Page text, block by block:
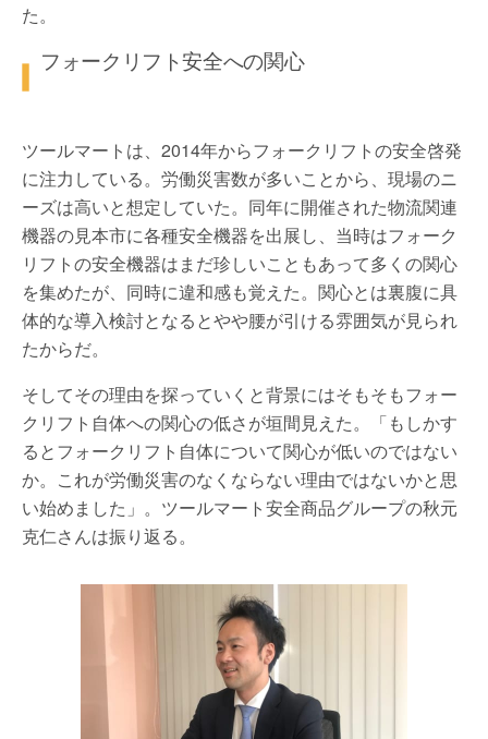
た。
フォークリフト安全への関心
ツールマートは、2014年からフォークリフトの安全啓発
に注力している。労働災害数が多いことから、現場のニ
ーズは高いと想定していた。同年に開催された物流関連
機器の見本市に各種安全機器を出展し、当時はフォーク
リフトの安全機器はまだ珍しいこともあって多くの関心
を集めたが、同時に違和感も覚えた。関心とは裏腹に具
体的な導入検討となるとやや腰が引ける雰囲気が見られ
たからだ。
そしてその理由を探っていくと背景にはそもそもフォー
クリフト自体への関心の低さが垣間見えた。「もしかす
るとフォークリフト自体について関心が低いのではない
か。これが労働災害のなくならない理由ではないかと思
い始めました」。ツールマート安全商品グループの秋元
克仁さんは振り返る。